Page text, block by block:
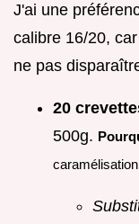
J'ai une
calibre 16/20,
ne pas
20
500g.